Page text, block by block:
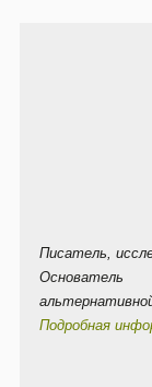
Писатель,
Подробная